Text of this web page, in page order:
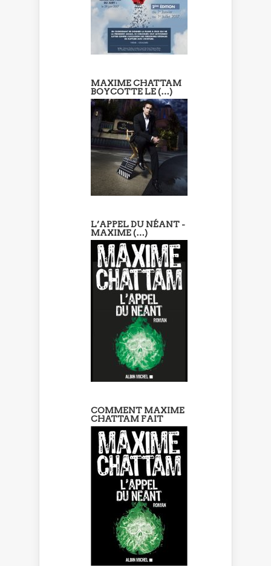
MAXIME CHATTAM
BOYCOTTE LE (…)
L’APPEL DU NÉANT -
MAXIME (…)
COMMENT MAXIME
CHATTAM FAIT